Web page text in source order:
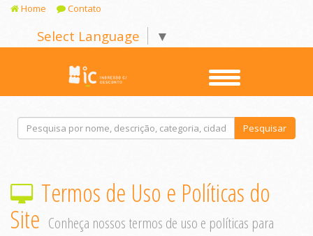
Home Contato
Select Language ▼
Pesquisar
Termos de Uso e Políticas do
Site Conheça nossos termos de uso e políticas para